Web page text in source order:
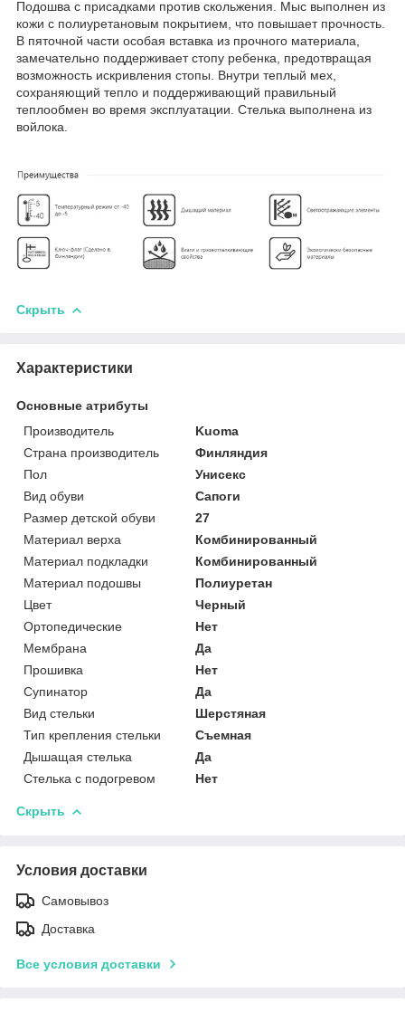
Подошва с присадками против скольжения. Мыс выполнен из
кожи с полиуретановым покрытием, что повышает прочность.
В пяточной части особая вставка из прочного материала,
замечательно поддерживает стопу ребенка, предотвращая
возможность искривления стопы. Внутри теплый мех,
сохраняющий тепло и поддерживающий правильный
теплообмен во время эксплуатации. Стелька выполнена из
войлока.
Скрыть
Характеристики
Основные атрибуты
Производитель
Kuoma
Страна производитель
Финляндия
Пол
Унисекс
Вид обуви
Сапоги
Размер детской обуви
27
Материал верха
Комбинированный
Материал подкладки
Комбинированный
Материал подошвы
Полиуретан
Цвет
Черный
Ортопедические
Нет
Мембрана
Да
Прошивка
Нет
Супинатор
Да
Вид стельки
Шерстяная
Тип крепления стельки
Съемная
Дышащая стелька
Да
Стелька с подогревом
Нет
Скрыть
Условия доставки
Самовывоз
Доставка
Все условия доставки